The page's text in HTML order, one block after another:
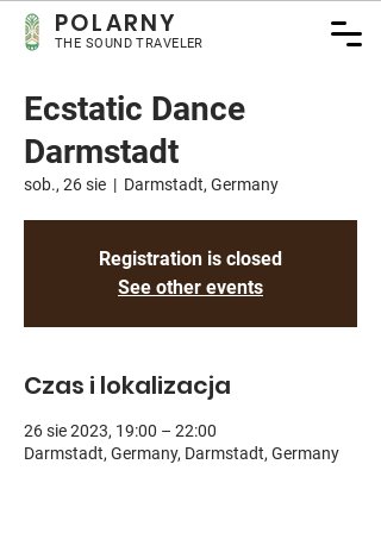
POLARNY
THE SOUND TRAVELER
Ecstatic Dance
Darmstadt
sob., 26 sie
  |
Darmstadt, Germany
Registration is closed
See other events
Czas i lokalizacja
26 sie 2023, 19:00 – 22:00
Darmstadt, Germany, Darmstadt, Germany